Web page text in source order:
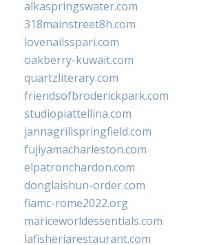
alkaspringswater.com
318mainstreet8h.com
lovenailsspari.com
oakberry-kuwait.com
quartzliterary.com
friendsofbroderickpark.com
studiopiattellina.com
jannagrillspringfield.com
fujiyamacharleston.com
elpatronchardon.com
donglaishun-order.com
fiamc-rome2022.org
mariceworldessentials.com
lafisheriarestaurant.com